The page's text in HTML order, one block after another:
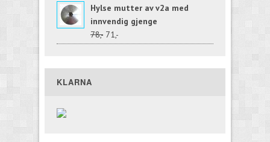
Hylse mutter av v2a med
innvendig gjenge
78,- 71,-
KLARNA